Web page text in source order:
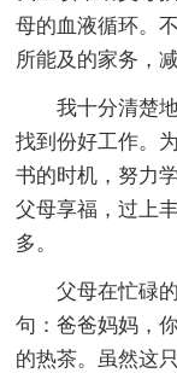
母的血液循环。
所能及的家务，
我十分清楚地
找到份好工作。
书的时机，努力
父母享福，过上
多。
父母在忙碌的
句：爸爸妈妈，
的热茶。虽然这